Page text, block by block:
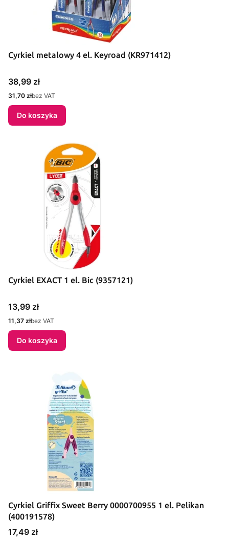
Cyrkiel metalowy 4 el. Keyroad (KR971412)
Cena
38,99 zł
Cena
31,70 złbez VAT
Do koszyka
Cyrkiel EXACT 1 el. Bic (9357121)
Cena
13,99 zł
Cena
11,37 złbez VAT
Do koszyka
Cyrkiel Griffix Sweet Berry 0000700955 1 el. Pelikan
(400191578)
Cena
17,49 zł